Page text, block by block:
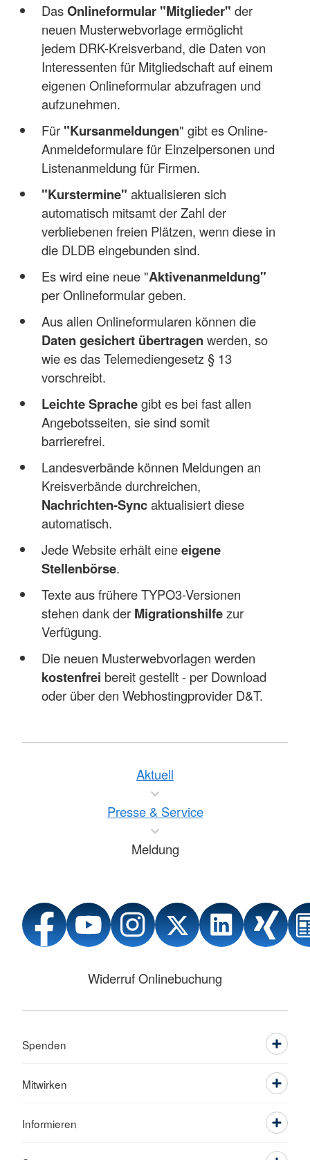
DasOnlineformular "Mitglieder" der
neuen Musterwebvorlage ermöglicht
jedem DRK-Kreisverband, die Daten von
Interessenten für Mitgliedschaft auf einem
eigenen Onlineformular abzufragen und
aufzunehmen.
Für "Kursanmeldungen" gibt es Online-
Anmeldeformulare für Einzelpersonen und
Listenanmeldung für Firmen.
"Kurstermine" aktualisieren sich
automatisch mitsamt der Zahl der
verbliebenen freien Plätzen, wenn diese in
die DLDB eingebunden sind.
Es wird eine neue "Aktivenanmeldung"
per Onlineformular geben.
Aus allen Onlineformularen können die
Daten gesichert übertragen werden, so
wie es das Telemediengesetz § 13
vorschreibt.
Leichte Sprachegibt es bei fast allen
Angebotsseiten, sie sind somit
barrierefrei.
Landesverbände können Meldungen an
Kreisverbände durchreichen,
Nachrichten-Syncaktualisiert diese
automatisch.
Jede Website erhält eineeigene
Stellenbörse.
Texte aus frühere TYPO3-Versionen
stehen dank der Migrationshilfezur
Verfügung.
Die neuen Musterwebvorlagen werden
kostenfrei bereit gestellt - per Download
oder über den Webhostingprovider D&T.
Aktuell
Presse & Service
Meldung
Widerruf Onlinebuchung
Spenden
Mitwirken
Informieren